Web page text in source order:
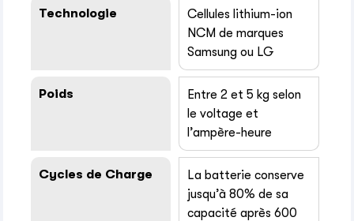
Technologie
Cellules lithium-ion
NCM de marques
Samsung ou LG
Poids
Entre 2 et 5 kg selon
le voltage et
l’ampère-heure
Cycles de Charge
La batterie conserve
jusqu’à 80% de sa
capacité après 600